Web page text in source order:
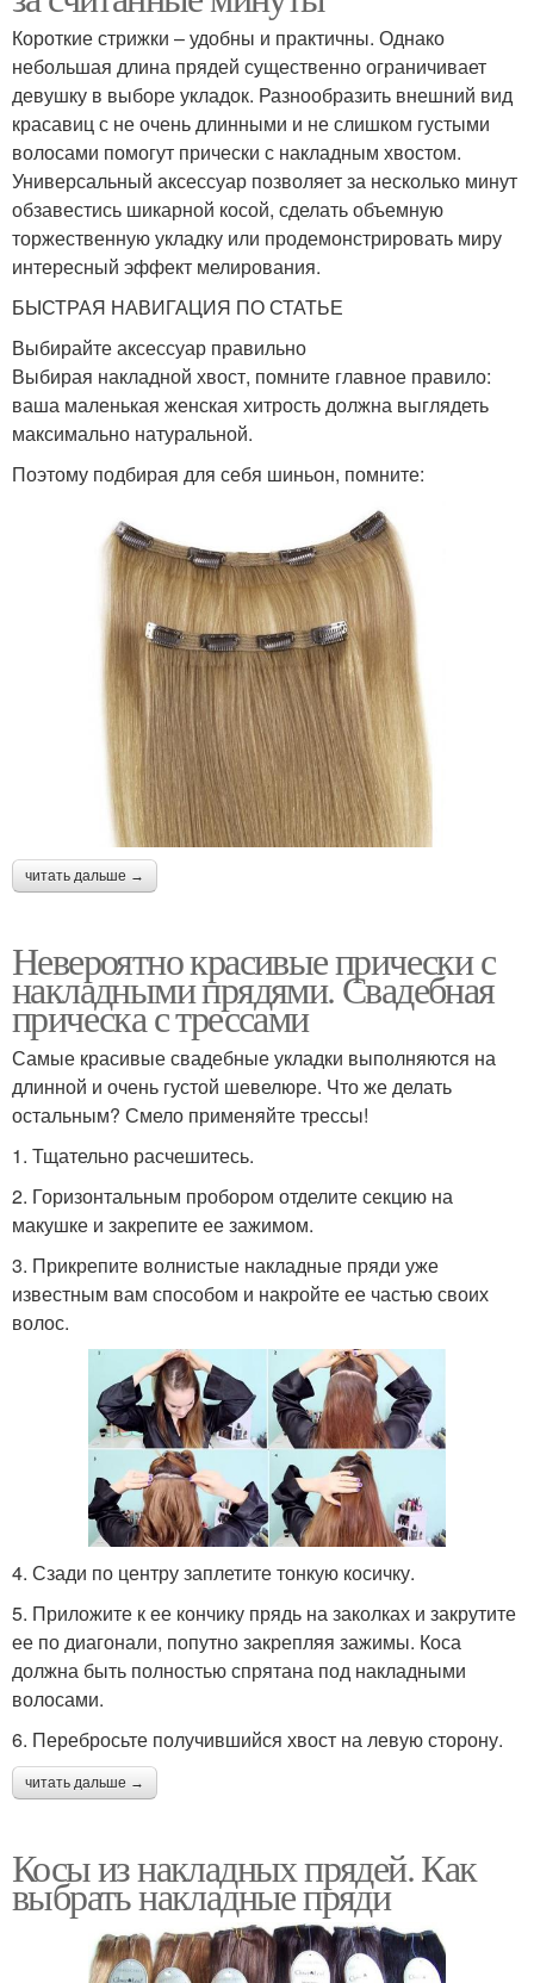
Короткие стрижки – удобны и практичны. Однако
небольшая длина прядей существенно ограничивает
девушку в выборе укладок. Разнообразить внешний вид
красавиц с не очень длинными и не слишком густыми
волосами помогут прически с накладным хвостом.
Универсальный аксессуар позволяет за несколько минут
обзавестись шикарной косой, сделать объемную
торжественную укладку или продемонстрировать миру
интересный эффект мелирования.
БЫСТРАЯ НАВИГАЦИЯ ПО СТАТЬЕ
Выбирайте аксессуар правильно
Выбирая накладной хвост, помните главное правило:
ваша маленькая женская хитрость должна выглядеть
максимально натуральной.
Поэтому подбирая для себя шиньон, помните:
читать дальше →
Невероятно красивые прически с
накладными прядями. Свадебная
прическа с трессами
Самые красивые свадебные укладки выполняются на
длинной и очень густой шевелюре. Что же делать
остальным? Смело применяйте трессы!
1. Тщательно расчешитесь.
2. Горизонтальным пробором отделите секцию на
макушке и закрепите ее зажимом.
3. Прикрепите волнистые накладные пряди уже
известным вам способом и накройте ее частью своих
волос.
4. Сзади по центру заплетите тонкую косичку.
5. Приложите к ее кончику прядь на заколках и закрутите
ее по диагонали, попутно закрепляя зажимы. Коса
должна быть полностью спрятана под накладными
волосами.
6. Перебросьте получившийся хвост на левую сторону.
читать дальше →
Косы из накладных прядей. Как
выбрать накладные пряди